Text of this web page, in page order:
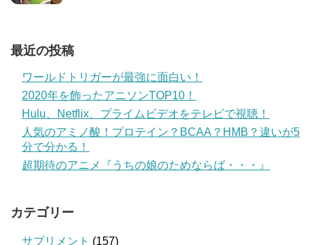
最近の投稿
ワールドトリガーが最強に面白い！
2020年を飾ったアニソンTOP10！
Hulu、Netflix、プライムビデオをテレビで視聴！
人気のアミノ酸！プロテイン？BCAA？HMB？違いが5
分で分かる！
超期待のアニメ『うちの娘のためならば・・・』
カテゴリー
サプリメント (157)